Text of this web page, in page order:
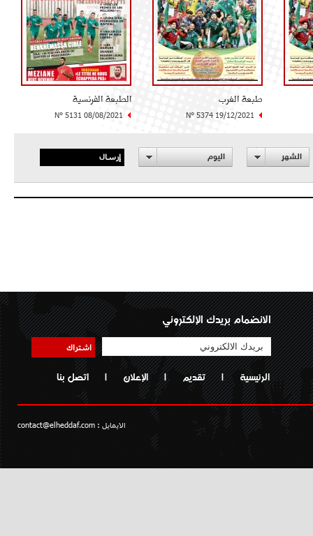
طبعة الغرب
N° 5374 19/12/2021
الطبعة الفرنسية
N° 5131 08/08/2021
الشهر اليوم إرسال
الانضمام بريدك الإلكتروني
اشتراك
الرئيسية | تقديم | الإعلان | اتصل بنا
الايمايل : contact@elheddaf.com